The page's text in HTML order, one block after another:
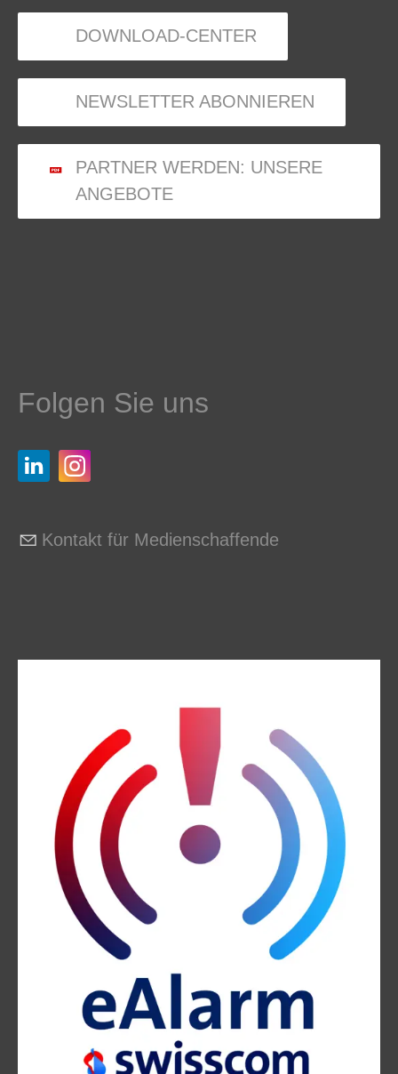
DOWNLOAD-CENTER
NEWSLETTER ABONNIEREN
PARTNER WERDEN: UNSERE
ANGEBOTE
Folgen Sie uns
Kontakt für Medienschaffende